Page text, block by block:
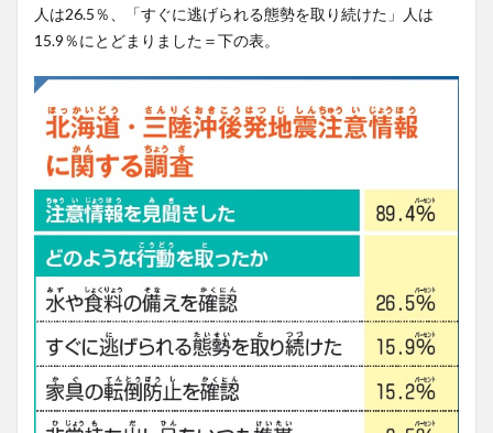
人は26.5％、「すぐに逃げられる態勢を取り続けた」人は
15.9％にとどまりました＝下の表。